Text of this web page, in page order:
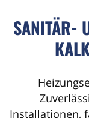
SANITÄR-
Installationen,